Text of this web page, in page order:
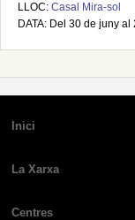
LLOC: Casal Mira-sol
DATA: Del 30 de juny
Inici
La Xarxa
Centres